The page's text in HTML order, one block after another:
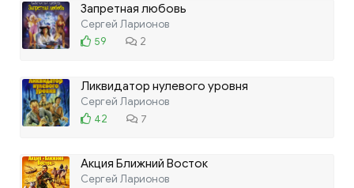
Запретная любовь
Сергей Ларионов
59
2
Ликвидатор нулевого уровня
Сергей Ларионов
42
7
Акция Ближний Восток
Сергей Ларионов